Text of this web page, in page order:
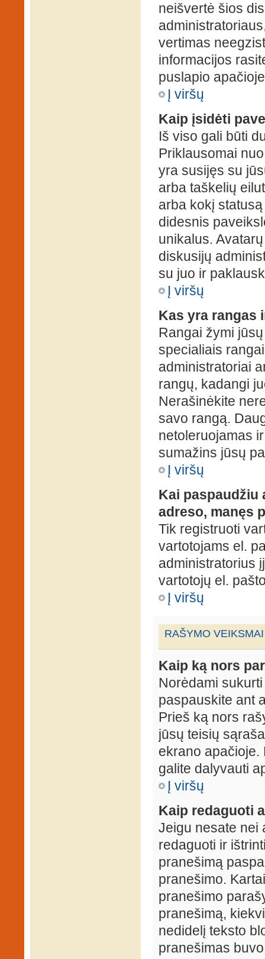
neišvertė šios
vertimas
informacijos
puslapio
Į viršų
Kaip įsidėti
Iš viso gali būti
Priklausomai
yra susijęs su
arba taškelių
arba kokį
didesnis
unikalus.
diskusijų
su juo ir
Į viršų
Kas yra rangas
Rangai žymi
specialiais
administratoriai
rangų, kadangi
Nerašinėkite
savo rangą.
netoleruojamas
sumažins jūsų
Į viršų
Kai
adreso, manęs
Tik registruoti
vartotojams el.
administratorius
vartotojų el.
Į viršų
RAŠYMO VEIKSMAI
Kaip ką nors
Norėdami
paspauskite ant
Prieš ką nors
jūsų teisių
ekrano apačioje.
galite dalyvauti
Į viršų
Kaip redaguoti
Jeigu nesate nei
redaguoti ir
pranešimą
pranešimo.
pranešimo
pranešimą,
nedidelį teksto
pranešimas